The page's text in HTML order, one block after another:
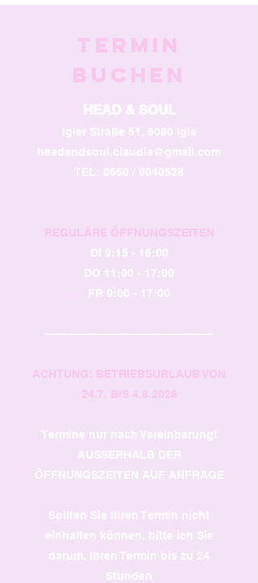
TERMIN
BUCHEN
HEAD & SOUL
Igler Straße 51, 6080 Igls
headandsoul.claudia@gmail.com
TEL: 0660 / 9040528
REGULÄRE ÖFFNUNGSZEITEN
DI 9:15 - 16:00
DO 11:00 - 17:00
FR 9:00 - 17:00
------------------------------------------
ACHTUNG: BETRIEBSURLAUB VON
24.7. BIS 4.8.2026
Termine nur nach Vereinbarung!
AUSSERHALB DER
ÖFFNUNGSZEITEN AUF ANFRAGE
Sollten Sie Ihren Termin nicht
einhalten können, bitte ich Sie
darum, Ihren Termin bis zu 24
Stunden